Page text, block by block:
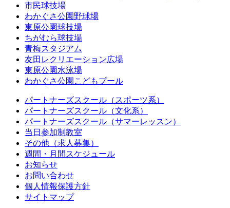
市民球技場
わかぐさ公園野球場
東原公園球技場
ちがむら球技場
青梅スタジアム
友田レクリエーション広場
東原公園水泳場
わかぐさ公園こどもプール
パートナーズスクール（スポーツ系）
パートナーズスクール（文化系）
パートナーズスクール（サマーレッスン）
当日参加制教室
その他（求人募集）
週間・月間スケジュール
お知らせ
お問い合わせ
個人情報保護方針
サイトマップ